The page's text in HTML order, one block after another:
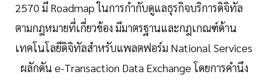
2570 มี Roadmap ในการกำกับดูแลธุรกิจบริการดิจิทัล
ตามกฎหมายที่เกี่ยวข้อง มีมาตรฐานและกฎเกณฑ์ด้าน
เทคโนโลยีดิจิทัลสำหรับแพลตฟอร์ม National Services
ผลักดัน e-Transaction Data Exchange โดยการคำนึง